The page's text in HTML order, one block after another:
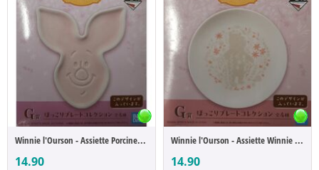
Winnie l'Ourson - Assiette Porcinet (Ichibansho)
14.90
Winnie l'Ourson - Assiette Winnie l’Ourson (Ichibansho)
14.90